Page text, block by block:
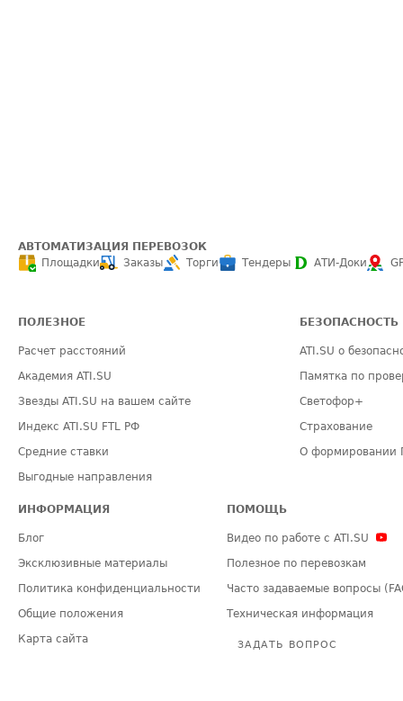
АВТОМАТИЗАЦИЯ ПЕРЕВОЗОК
Площадки
Заказы Торги Тендеры АТИ-Доки
ПОЛЕЗНОЕ
Расчет расстояний
Академия ATI.SU
Звезды ATI.SU на вашем сайте
Индекс ATI.SU FTL РФ
Средние ставки
Выгодные направления
БЕЗОПАСНОСТЬ
ATI.SU о
Памятка по
Светофор+
Страхование
О формировании
ИНФОРМАЦИЯ
Блог
Эксклюзивные материалы
Политика конфиденциальности
Общие положения
Карта сайта
ПОМОЩЬ
Видео по работе с ATI.SU
Полезное по перевозкам
Часто задаваемые вопросы
Техническая информация
ЗАДАТЬ ВОПРОС